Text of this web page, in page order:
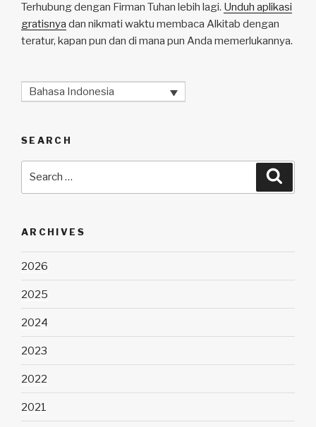
Terhubung dengan Firman Tuhan lebih lagi. Unduh aplikasi
gratisnya dan nikmati waktu membaca Alkitab dengan
teratur, kapan pun dan di mana pun Anda memerlukannya.
Bahasa Indonesia
SEARCH
ARCHIVES
2026
2025
2024
2023
2022
2021